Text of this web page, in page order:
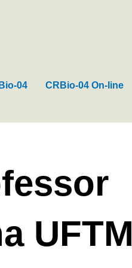
04 CRBio-04 On-line
UFTM